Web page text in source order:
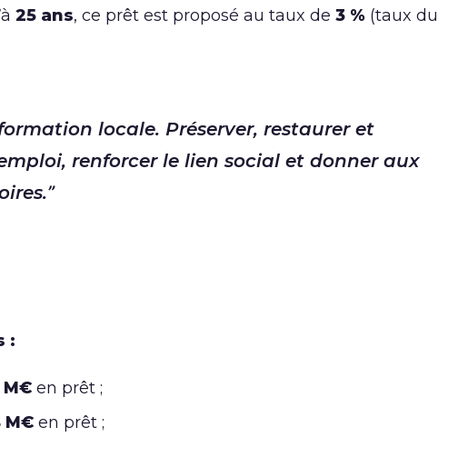
25 ans, ce prêt est proposé au taux de 3 % (taux du
locale. Préserver, restaurer et
renforcer le lien social et donner aux
:
M€ en prêt ;
M€ en prêt ;